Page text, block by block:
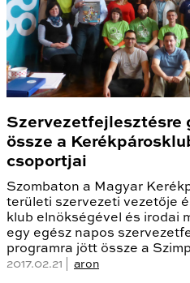
Szervezetfejlesztésre
össze a
csoportjai
Szombaton a Magyar
területi szervezeti vezetője
klub elnökségével és irodai
egy egész napos
programra jött össze a
2017.02.21 | aron